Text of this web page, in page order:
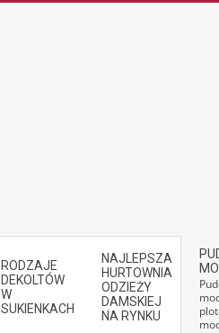
RODZAJE
DEKOLTÓW
W
SUKIENKACH
NAJLEPSZA
HURTOWNIA
ODZIEŻY
DAMSKIEJ
NA RYNKU